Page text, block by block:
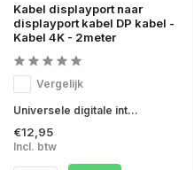
Kabel displayport naar
displayport kabel DP kabel -
Kabel 4K - 2meter
Vergelijk
Universele digitale int...
€12,95
Incl. btw